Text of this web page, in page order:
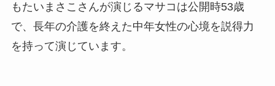
もたいまさこさんが演じるマサコは公開時53歳
で、長年の介護を終えた中年女性の心境を説得力
を持って演じています。